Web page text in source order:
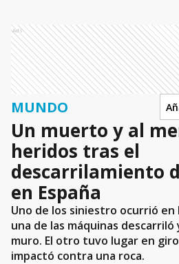
Ads
MUNDO
Un muerto y al
heridos tras el
descarrilamiento
en España
Uno de los siniestro ocurrió en
una de las máquinas
muro. El otro tuvo lugar en
impactó contra una roca.